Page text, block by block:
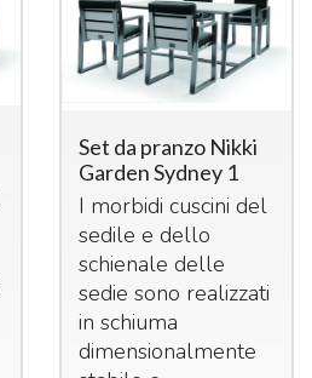
Set da pranzo Nikki
Garden Sydney 1
I morbidi cuscini del
sedile e dello
schienale delle
sedie sono realizzati
in schiuma
dimensionalmente